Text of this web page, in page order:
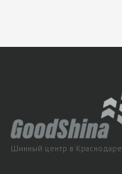
Шинный центр в Краснодаре